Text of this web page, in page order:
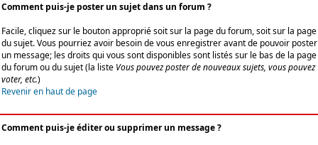
Comment puis-je poster un sujet dans un forum ?
Facile, cliquez sur le bouton approprié soit sur la page du forum, soit sur la page
du sujet. Vous pourriez avoir besoin de vous enregistrer avant de pouvoir poster
un message; les droits qui vous sont disponibles sont listés sur le bas de la page
du forum ou du sujet (la liste Vous pouvez poster de nouveaux sujets, vous pouvez
voter, etc.)
Revenir en haut de page
Comment puis-je éditer ou supprimer un message ?